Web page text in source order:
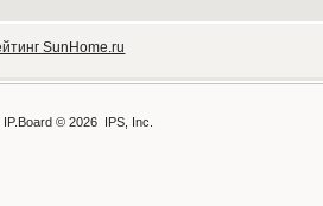
IP.Board © 2026 IPS, Inc